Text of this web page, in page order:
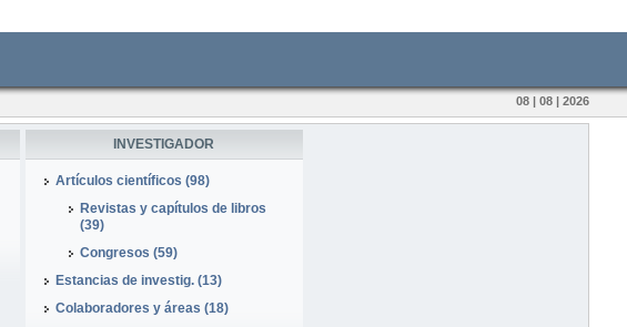
08 | 08 | 2026
INVESTIGADOR
Artículos científicos (98)
Revistas y capítulos de libros
(39)
Congresos (59)
Estancias de investig. (13)
Colaboradores y áreas (18)